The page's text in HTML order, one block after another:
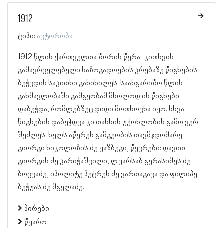
1912
ტიპი: ავტორობა
1912 წლის ქართველთა შორის წერა-კითხვის
გამავრცელებელი საზოგადოების კრებაზე წიგნების
ბეჭვდის საკითხი განიხილეს. საანგარიშო წლის
განმავლობაში გამგეობამ მხოლოდ ის წიგნები
დაბეჭდა, რომლებზეც დიდი მოთხოვნა იყო. სხვა
წიგნების დაბეჭდვა კი თანხის უქონლობის გამო ვერ
შეძლეს. ხელს აწერენ გამგეობის თავმჯდომარე
გიორგი ნიკოლოზის ძე ყაზბეგი, წევრები: დავით
გიორგის ძე კარიჭაშვილი, ლუარსაბ გერასიმეს ძე
ბოცვაძე, იპოლიტე პეტრეს ძე ვართაგავა და ფილიპე
ბეჭუას ძე მგელაძე.
პირები
წყარო